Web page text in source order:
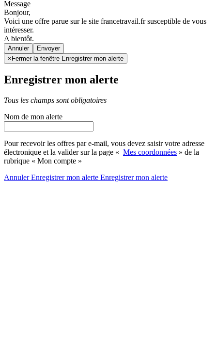
Message
Bonjour,
Voici une offre parue sur le site francetravail.fr susceptible de vous
intéresser.
A bientôt.
Annuler
× Fermer la fenêtre Enregistrer mon alerte
Enregistrer mon alerte
Tous les champs sont obligatoires
Nom de mon alerte
Pour recevoir les offres par e-mail, vous devez saisir votre adresse
électronique et la valider sur la page « Mes coordonnées » de la
rubrique « Mon compte »
AnnulerEnregistrer mon alerte Enregistrermon alerte